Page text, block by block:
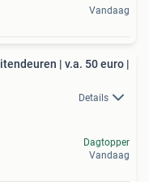
Vandaag
| v.a. 50 euro |
Details
Dagtopper
Vandaag